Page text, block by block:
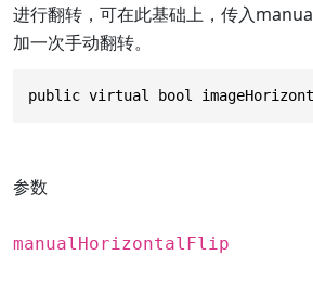
进行翻转，可在此基础上，传入
加一次手动翻转。
public virtual bool
参数
manualHorizontalFlip